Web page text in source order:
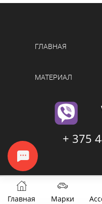
Главная Марки
ГЛАВНАЯ
МАТЕРИАЛ
+ 375